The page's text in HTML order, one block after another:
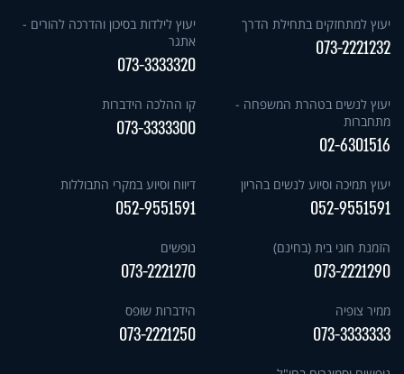
יעוץ למתחזקים בתחילת הדרך
073-2221232
יעוץ לילדות בסיכון והדרכה להורים -
אתגר
073-3333320
יעוץ לנשים בטהרת המשפחה -
מתחברות
02-6301516
קו ההלכה הידברות
073-3333300
יעוץ תמיכה וסיוע לנשים בהריון
052-9551591
דיווח וסיוע במקרי התבוללות
052-9551591
הזמנת חוגי בית (בחינם)
073-2221290
נופשים
073-2221270
ממיר צופיה
073-3333333
הידברות שופס
073-2221250